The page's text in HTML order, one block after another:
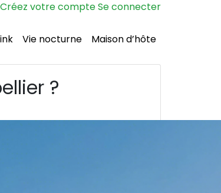
Créez votre compteSe connecter
Vie nocturne Maison d’hôte
?